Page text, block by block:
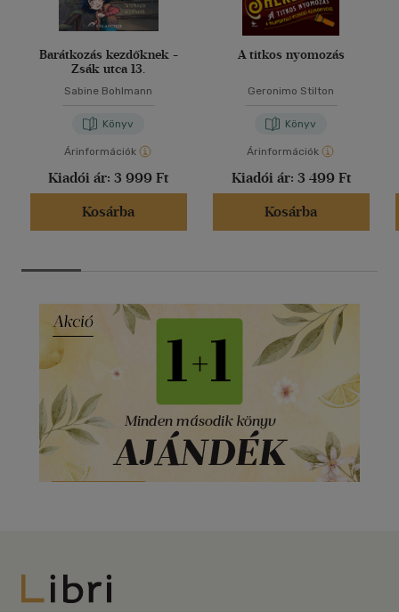
Barátkozás kezdőknek -
Zsák utca 13.
Sabine Bohlmann
Könyv
Árinformációk
Kiadói ár: 3 999 Ft
Kosárba
A titkos nyomozás
Geronimo Stilton
Könyv
Árinformációk
Kiadói ár: 3 499 Ft
Kosárba
Libri